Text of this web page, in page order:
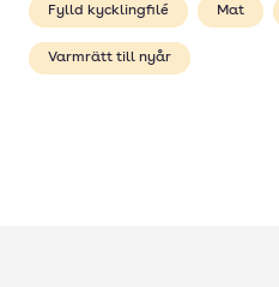
Fylld kycklingfilé Mat
Varmrätt till nyår